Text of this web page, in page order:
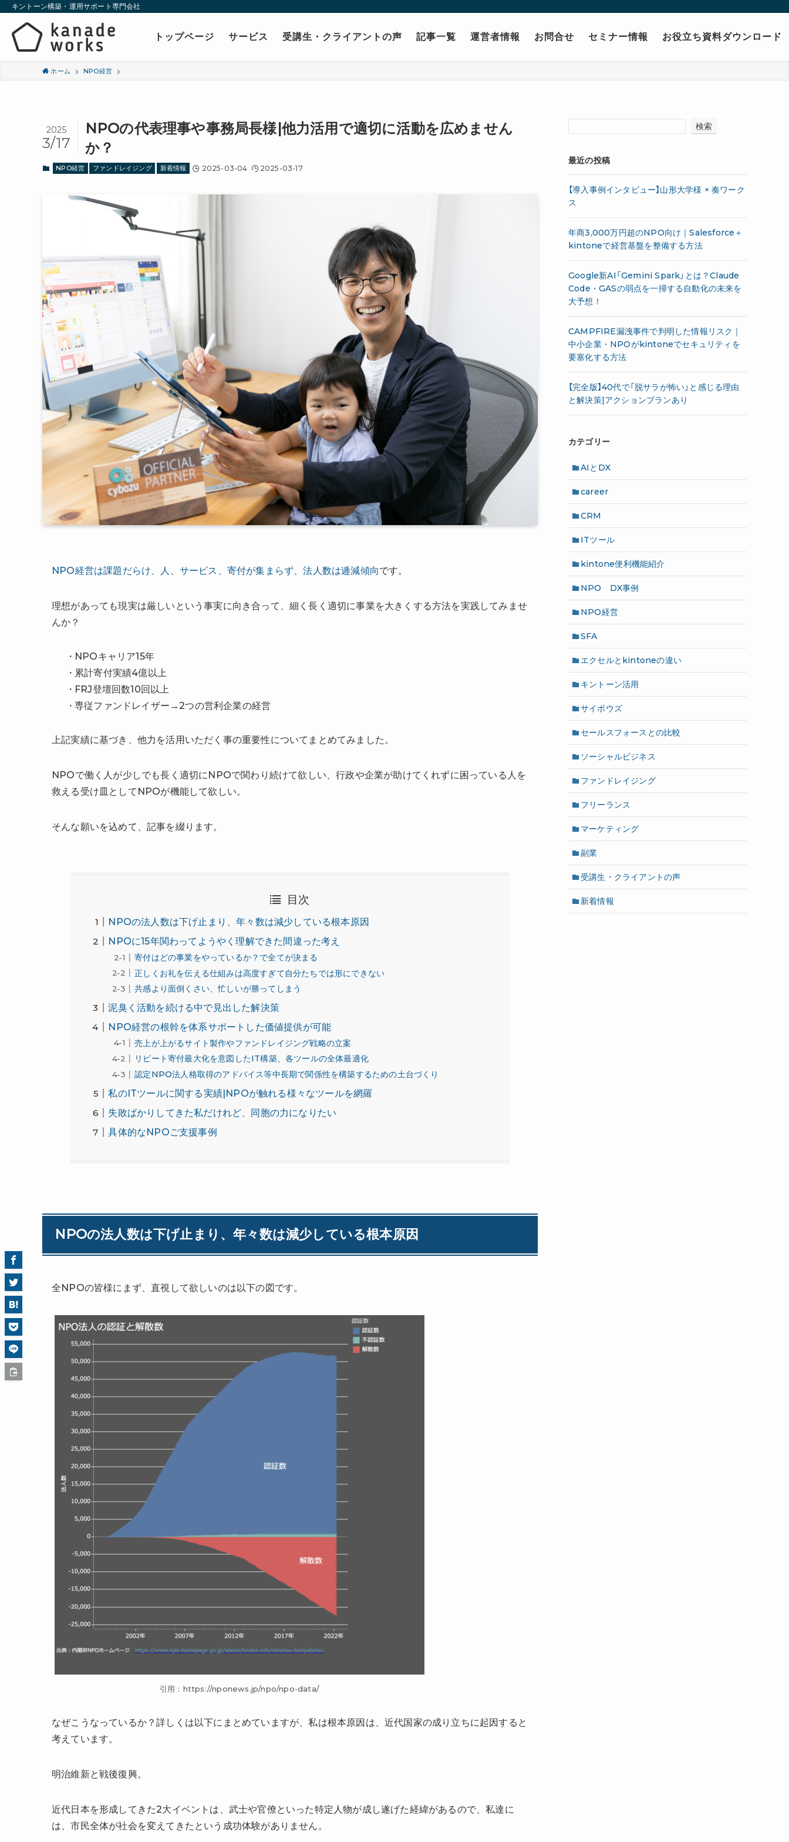
キントーン構築・運用サポート専門会社
トップページ サービス 受講生・クライアントの声 記事一覧 運営者情報 お問合せ セミナー情報 お役立ち資料ダウンロード
ホーム NPO経営
NPOの代表理事や事務局長様|他力活用で適切に活動を広めません
か？
2025
3/17
NPO経営 ファンドレイジング 新着情報 2025-03-04 2025-03-17
NPO経営は課題だらけ、人、サービス、寄付が集まらず、法人数は逓減傾向です。
理想があっても現実は厳しいという事実に向き合って、細く長く適切に事業を大きくする方法を実践してみませ
んか？
NPOキャリア15年
累計寄付実績4億以上
FRJ登壇回数10回以上
専従ファンドレイザー→2つの営利企業の経営
上記実績に基づき、他力を活用いただく事の重要性についてまとめてみました。
NPOで働く人が少しでも長く適切にNPOで関わり続けて欲しい、行政や企業が助けてくれずに困っている人を
救える受け皿としてNPOが機能して欲しい。
そんな願いを込めて、記事を綴ります。
目次
NPOの法人数は下げ止まり、年々数は減少している根本原因
NPOに15年関わってようやく理解できた間違った考え
寄付はどの事業をやっているか？で全てが決まる
正しくお礼を伝える仕組みは高度すぎて自分たちでは形にできない
共感より面倒くさい、忙しいが勝ってしまう
泥臭く活動を続ける中で見出した解決策
NPO経営の根幹を体系サポートした価値提供が可能
売上が上がるサイト製作やファンドレイジング戦略の立案
リピート寄付最大化を意図したIT構築、各ツールの全体最適化
認定NPO法人格取得のアドバイス等中長期で関係性を構築するための土台づくり
私のITツールに関する実績|NPOが触れる様々なツールを網羅
失敗ばかりしてきた私だけれど、同胞の力になりたい
具体的なNPOご支援事例
NPOの法人数は下げ止まり、年々数は減少している根本原因
全NPOの皆様にまず、直視して欲しいのは以下の図です。
引用：https://nponews.jp/npo/npo-data/
なぜこうなっているか？詳しくは以下にまとめていますが、私は根本原因は、近代国家の成り立ちに起因すると
考えています。
明治維新と戦後復興。
近代日本を形成してきた2大イベントは、武士や官僚といった特定人物が成し遂げた経緯があるので、私達に
は、市民全体が社会を変えてきたという成功体験がありません。
検索
最近の投稿
【導入事例インタビュー】山形大学様 × 奏ワーク
ス
年商3,000万円超のNPO向け｜Salesforce＋
kintoneで経営基盤を整備する方法
Google新AI「Gemini Spark」とは？Claude
Code・GASの弱点を一掃する自動化の未来を
大予想！
CAMPFIRE漏洩事件で判明した情報リスク｜
中小企業・NPOがkintoneでセキュリティを
要塞化する方法
【完全版】40代で「脱サラが怖い」と感じる理由
と解決策|アクションプランあり
カテゴリー
AIとDX
career
CRM
ITツール
kintone便利機能紹介
NPO DX事例
NPO経営
SFA
エクセルとkintoneの違い
キントーン活用
サイボウズ
セールスフォースとの比較
ソーシャルビジネス
ファンドレイジング
フリーランス
マーケティング
副業
受講生・クライアントの声
新着情報